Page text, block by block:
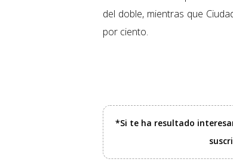
del doble, mientras que
por ciento.
*Si te ha resultado